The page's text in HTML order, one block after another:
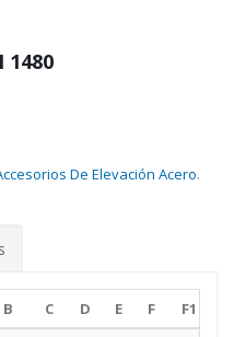
De Elevación Acero.
B C D E F F1